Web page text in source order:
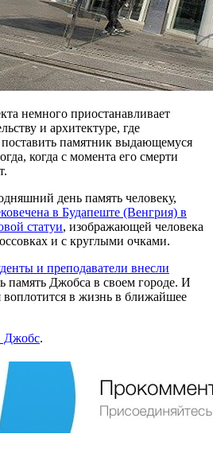
немного приостанавливает
и архитектуре, где
памятник выдающемуся
когда с момента его смерти
день память человеку,
в Будапеште (Венгрия) в
статуи, изображающей человека
и с круглыми очками.
и преподаватели внесли
память Джобса в своем городе. И
воплотится в жизнь в ближайшее
Джобс.